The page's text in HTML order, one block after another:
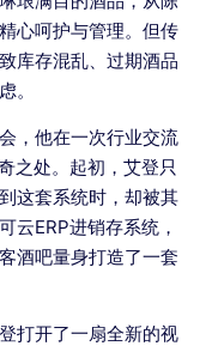
心呵护与管理。但传
库存混乱、过期酒品
。
，他在一次行业交流
之处。起初，艾登只
这套系统时，却被其
云ERP进销存系统，
酒吧量身打造了一套
打开了一扇全新的视